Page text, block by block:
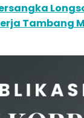
Tambang